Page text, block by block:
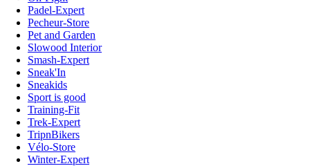
Padel-Expert
Pecheur-Store
Pet and Garden
Slowood Interior
Smash-Expert
Sneak'In
Sneakids
Sport is good
Training-Fit
Trek-Expert
TripnBikers
Vélo-Store
Winter-Expert